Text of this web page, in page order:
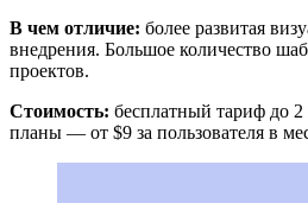
В чем отличие: более развитая
внедрения. Большое количество
проектов.
Стоимость: бесплатный тариф до
планы — от $9 за пользователя в